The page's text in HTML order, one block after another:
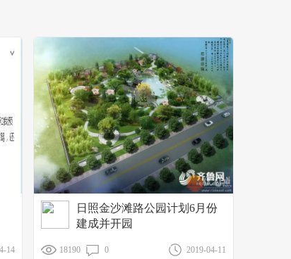
14
日照金沙滩路公园计划6月份
建成并开园
18190 0 2019-04-11